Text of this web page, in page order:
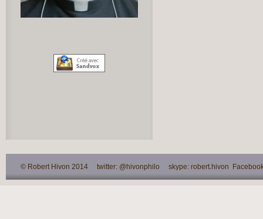
© Robert Hivon 2014 twitter: @hivonphilo skype: robert.hivon